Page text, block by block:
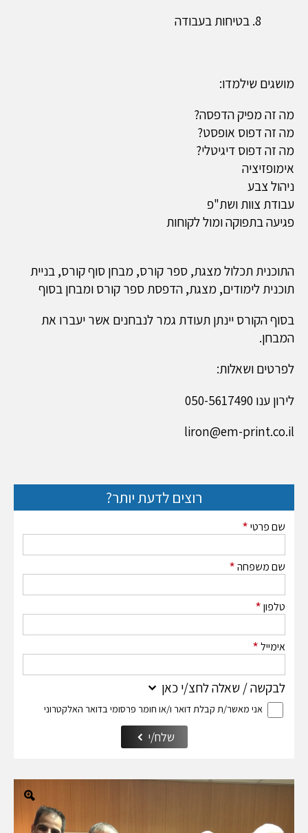
8. בטיחות בעבודה
מושגים שילמדו:
מה זה מפיק הדפסה?
מה זה דפוס אופסט?
מה זה דפוס דיגיטלי?
אימופזיציה
ניהול צבע
עבודת צוות ושת"פ
פגיעה בתפוקה ומול לקוחות
התוכנית תכלול מצגת, ספר קורס, מבחן סוף קורס, בניית
תוכנית לימודים, מצגת, הדפסת ספר קורס ומבחן בסוף
בסוף הקורס יינתן תעודת גמר לנבחנים אשר יעברו את
המבחן.
לפרטים ושאלות:
לירון ענו 050-5617490
liron@em-print.co.il
רוצים לדעת יותר?
שם פרטי*
שם משפחה*
טלפון*
אימייל*
לבקשה / שאלה לחצ/י כאן
אני מאשר/ת קבלת דואר ו/או חומר פרסומי בדואר האלקטרוני
שלח/י